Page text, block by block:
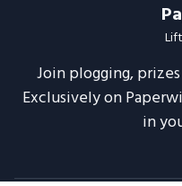
Join plogging,
Exclusively on
in